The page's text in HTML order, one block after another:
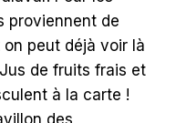
proviennent de
on peut déjà voir là
de fruits frais et
à la carte !